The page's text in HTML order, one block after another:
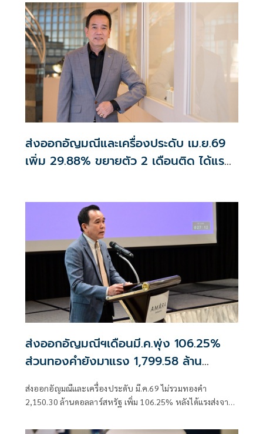
ส่งออกอัญมณีและเครื่องประดับ เม.ย.69
เพิ่ม 29.88% ขยายตัว 2 เดือนติด ได้แรง
ส่งออกอัญมณีฯเดือนมี.ค.พุ่ง 106.25%
ส่วนทองคำยังมาแรง 1,799.58 ล้าน
ส่งออกอัญมณีและเครื่องประดับ มี.ค.69 ไม่รวมทองคำ
2,150.30 ล้านดอลลาร์สหรัฐ เพิ่ม 106.25% หลังได้แรงส่งจาก
ทองคำยังมาแรง 1,799.58 ล้านดอลลาร์สหรัฐ เพิ่ม 24.28%